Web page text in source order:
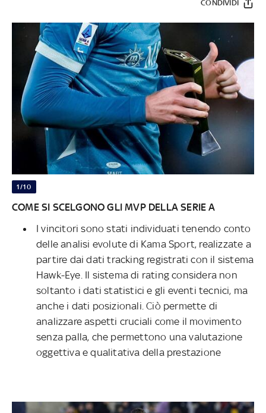
CONDIVIDI
1/10
COME SI SCELGONO GLI MVP DELLA SERIE A
I vincitori sono stati individuati tenendo conto
delle analisi evolute di Kama Sport, realizzate a
partire dai dati tracking registrati con il sistema
Hawk-Eye. Il sistema di rating considera non
soltanto i dati statistici e gli eventi tecnici, ma
anche i dati posizionali. Ciò permette di
analizzare aspetti cruciali come il movimento
senza palla, che permettono una valutazione
oggettiva e qualitativa della prestazione